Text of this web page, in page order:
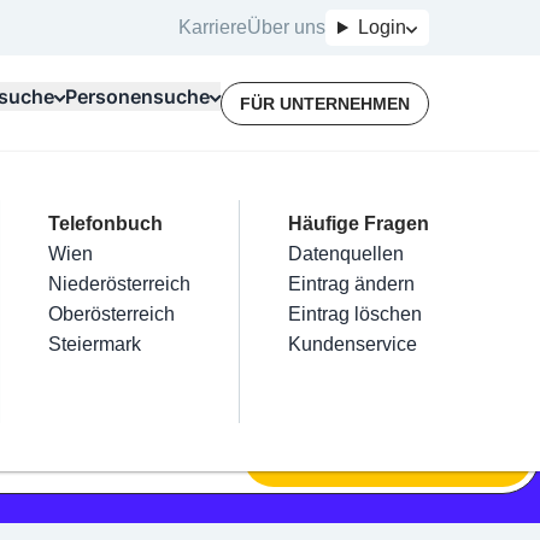
KarriereÜber uns Login
Kategorien
Friseur
Nägel
Haarentfernung
Make-Up
Für Unternehmer
Terminbuchung
Kostenlose Beratung
Top Branchen
Elektriker
Installateure
Maler & Lackierer
Branchen A-Z
Mein Firmeneintrag
Eintrag hinzufügen
Eintrag beanspruchen
Eintrag verwalten
Eintrag bewerben
Personensuche
Telefonbuch
Wien
Niederösterreich
Oberösterreich
Steiermark
Häufige Fragen
Datenquellen
Eintrag ändern
Eintrag löschen
Kundenservice
FÜR UNTERNEHMEN